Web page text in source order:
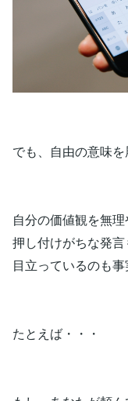
でも、自由の意味
自分の価値観を無
押し付けがちな発言
目立っているのも事
たとえば・・・